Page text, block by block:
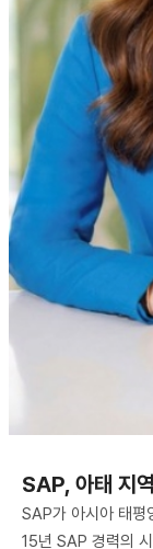
SAP, 아태 지
SAP가 아시아 태평
15년 SAP 경력의